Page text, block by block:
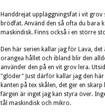
Handdrejat uppläggningsfat i vit
brödfat. Använd den så ofta du bara
maskindisk. Finns också i en större
Den här serien kallar jag för Lava,
orangea hållet och ibland blir den
använder den på en vit grov lera.
"glöder" Just därför kallar jag den
kanten på tex skålen, det ger en
färgen är inget jag kan styra över.
tål maskindisk och mikro.